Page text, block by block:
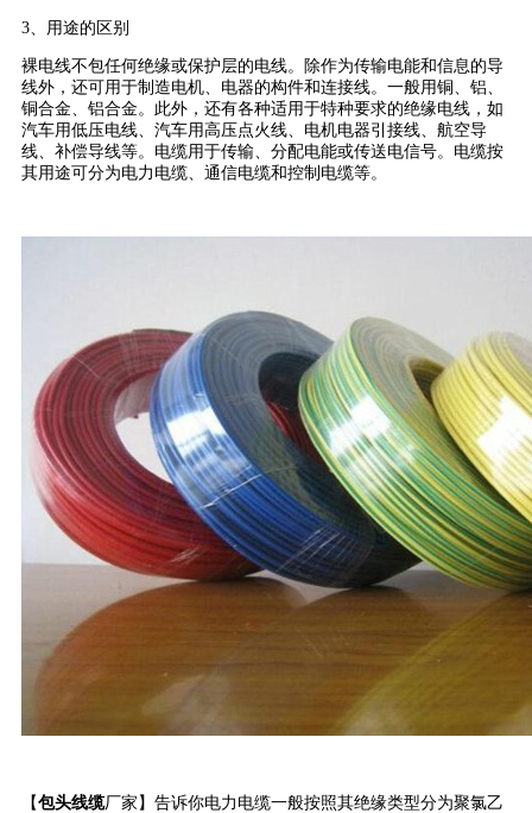
3、用途的区别
裸电线不包任何绝缘或保护层的电线。除作为传输电能和信息的导
线外，还可用于制造电机、电器的构件和连接线。一般用铜、铝、
铜合金、铝合金。此外，还有各种适用于特种要求的绝缘电线，如
汽车用低压电线、汽车用高压点火线、电机电器引接线、航空导
线、补偿导线等。电缆用于传输、分配电能或传送电信号。电缆按
其用途可分为电力电缆、通信电缆和控制电缆等。
【包头线缆厂家】告诉你电力电缆一般按照其绝缘类型分为聚氯乙